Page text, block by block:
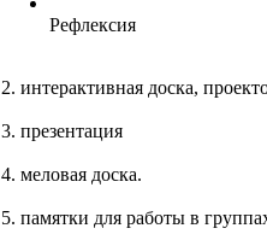
Рефлексия
2. интерактивная доска,
3. презентация
4. меловая доска.
5. памятки для работы в